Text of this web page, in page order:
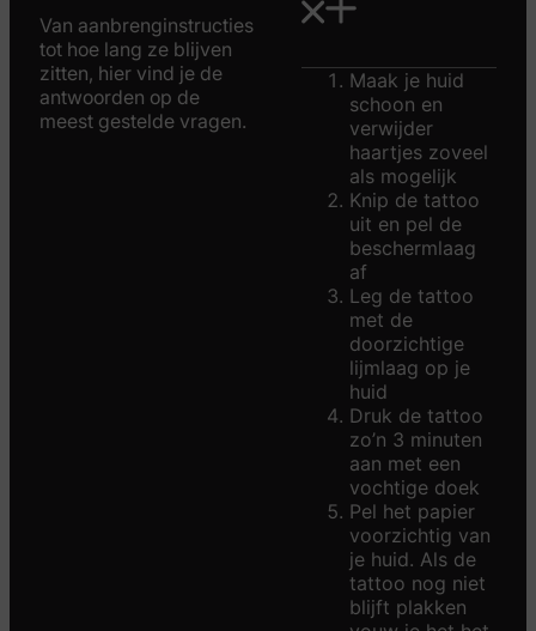
Van aanbrenginstructies
tot hoe lang ze blijven
zitten, hier vind je de
antwoorden op de
meest gestelde vragen.
Maak je huid
schoon en
verwijder
haartjes zoveel
als mogelijk
Knip de tattoo
uit en pel de
beschermlaag
af
Leg de tattoo
met de
doorzichtige
lijmlaag op je
huid
Druk de tattoo
zo’n 3 minuten
aan met een
vochtige doek
Pel het papier
voorzichtig van
je huid. Als de
tattoo nog niet
blijft plakken